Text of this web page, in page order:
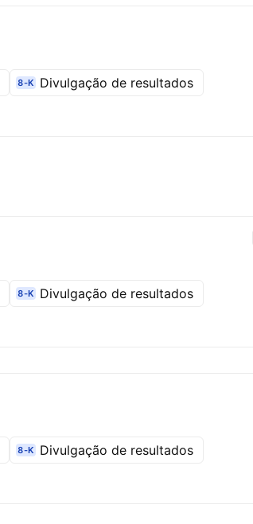
8-K Divulgação de resultados
8-K Divulgação de resultados
8-K Divulgação de resultados